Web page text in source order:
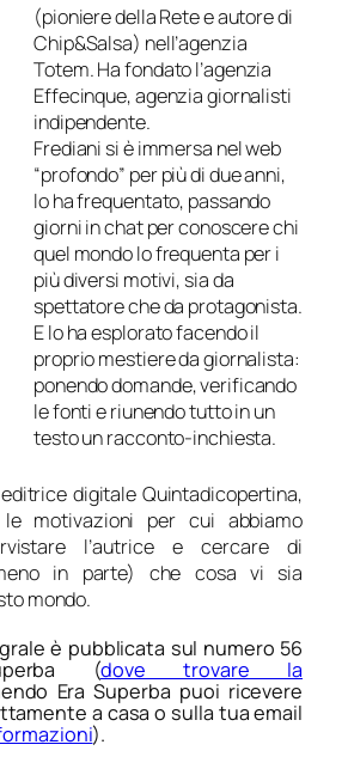
(pioniere della Rete e autore di
Chip&Salsa) nell’agenzia
Totem. Ha fondato l’agenzia
Effecinque, agenzia giornalisti
indipendente.
Frediani si è immersa nel web
“profondo” per più di due anni,
lo ha frequentato, passando
giorni in chat per conoscere chi
quel mondo lo frequenta per i
più diversi motivi, sia da
spettatore che da protagonista.
E lo ha esplorato facendo il
proprio mestiere da giornalista:
ponendo domande, verificando
le fonti e riunendo tutto in un
testo un racconto-inchiesta.
digitale Quintadicopertina,
motivazioni per cui abbiamo
l’autrice e cercare di
in parte) che cosa vi sia
mondo.
è pubblicata sul numero 56
(dove trovare la
Era Superba puoi ricevere
a casa o sulla tua email
).